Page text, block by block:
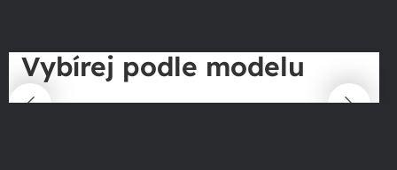
Vybírej podle modelu